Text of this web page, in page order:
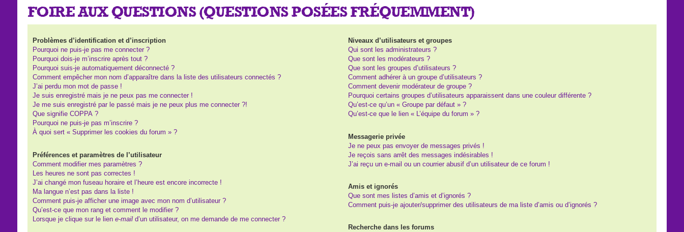
FOIRE AUX QUESTIONS (QUESTIONS POSÉES FRÉQUEMMENT)
Problèmes d’identification et d’inscription
Pourquoi ne puis-je pas me connecter ?
Pourquoi dois-je m’inscrire après tout ?
Pourquoi suis-je automatiquement déconnecté ?
Comment empêcher mon nom d’apparaître dans la liste des utilisateurs connectés ?
J’ai perdu mon mot de passe !
Je suis enregistré mais je ne peux pas me connecter !
Je me suis enregistré par le passé mais je ne peux plus me connecter ?!
Que signifie COPPA ?
Pourquoi ne puis-je pas m’inscrire ?
À quoi sert « Supprimer les cookies du forum » ?
Préférences et paramètres de l’utilisateur
Comment modifier mes paramètres ?
Les heures ne sont pas correctes !
J’ai changé mon fuseau horaire et l’heure est encore incorrecte !
Ma langue n’est pas dans la liste !
Comment puis-je afficher une image avec mon nom d’utilisateur ?
Qu’est-ce que mon rang et comment le modifier ?
Lorsque je clique sur le lien e-maild’un utilisateur, on me demande de me connecter ?
Niveaux d’utilisateurs et groupes
Qui sont les administrateurs ?
Que sont les modérateurs ?
Que sont les groupes d’utilisateurs ?
Comment adhérer à un groupe d’utilisateurs ?
Comment devenir modérateur de groupe ?
Pourquoi certains groupes d’utilisateurs apparaissent dans une couleur différente ?
Qu’est-ce qu’un « Groupe par défaut » ?
Qu’est-ce que le lien « L’équipe du forum » ?
Messagerie privée
Je ne peux pas envoyer de messages privés !
Je reçois sans arrêt des messages indésirables !
J’ai reçu un e-mail ou un courrier abusif d’un utilisateur de ce forum !
Amis et ignorés
Que sont mes listes d’amis et d’ignorés ?
Comment puis-je ajouter/supprimer des utilisateurs de ma liste d’amis ou d’ignorés ?
Recherche dans les forums